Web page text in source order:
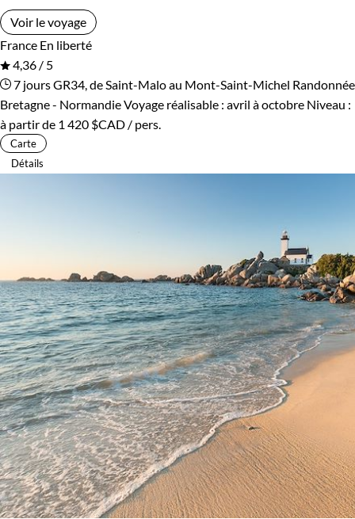
Voir le voyage
France En liberté
4,36 / 5
7 joursGR34, de Saint-Malo au Mont-Saint-Michel Randonnée
Bretagne - NormandieVoyage réalisable : avril à octobre Niveau :
à partir de 1 420 $CAD / pers.
Carte
Détails